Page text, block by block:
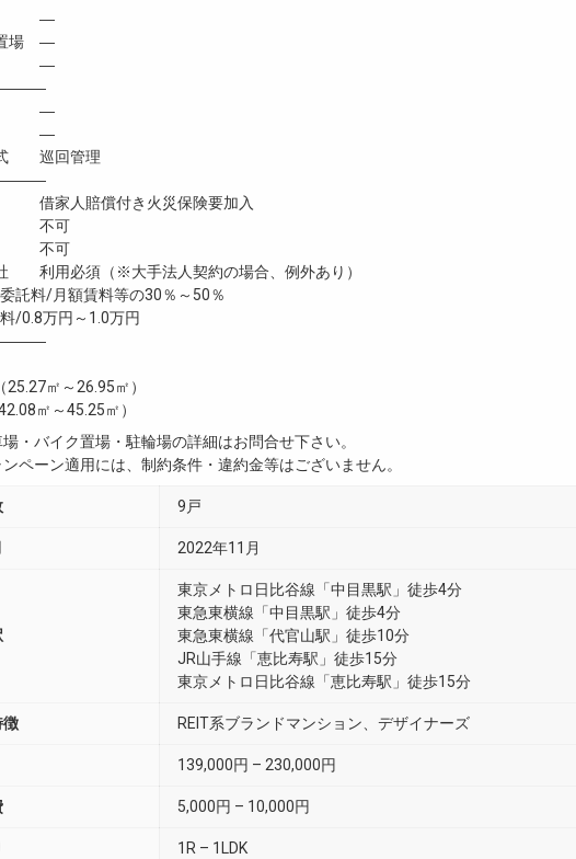
場 ―
置場 ―
場 ―
―
―
式 巡回管理
家人賠償付き火災保険要加入
不可
不可
利用必須（※大手法人契約の場合、例外あり）
託料/月額賃料等の30％～50％
/0.8万円～1.0万円
㎡～26.95㎡）
㎡～45.25㎡）
・バイク置場・駐輪場の詳細はお問合せ下さい。
ペーン適用には、制約条件・違約金等はございません。
9戸
2022年11月
東京メトロ日比谷線「中目黒駅」徒歩4分
東急東横線「中目黒駅」徒歩4分
東急東横線「代官山駅」徒歩10分
JR山手線「恵比寿駅」徒歩15分
東京メトロ日比谷線「恵比寿駅」徒歩15分
徴 REIT系ブランドマンション、デザイナーズ
139,000円 – 230,000円
5,000円 – 10,000円
1R – 1LDK